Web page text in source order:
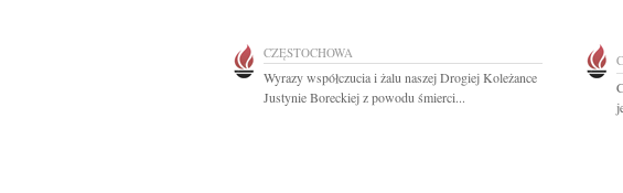
CZĘSTOCHOWA
Wyrazy współczucia i żalu naszej Drogiej Koleżance
Justynie Boreckiej z powodu śmierci...